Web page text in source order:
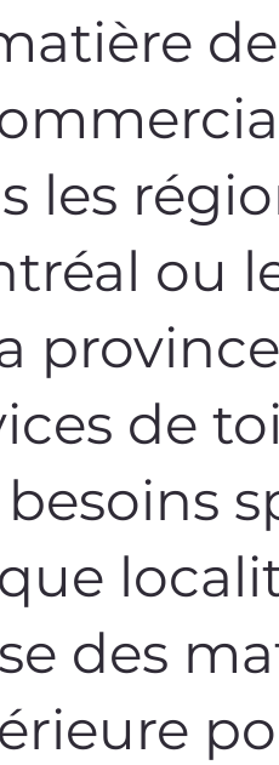
les
ou
de
des